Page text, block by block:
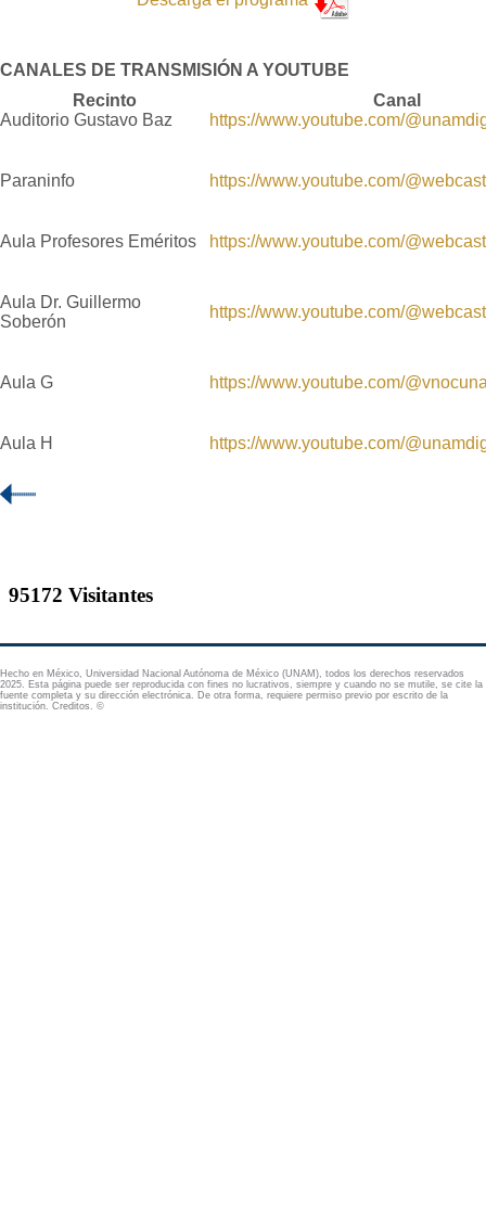
CANALES DE TRANSMISIÓN A YOUTUBE
Recinto
Canal
Auditorio Gustavo Baz
https://www.youtube.com/
Paraninfo https://www.youtube.com/
Aula Profesores Eméritos https://www.youtube.com/
Aula Dr. Guillermo
Soberón
https://www.youtube.com/
Aula G https://www.youtube.com/
Aula H https://www.youtube.com/
Hecho en México, Universidad Nacional Autónoma de México (UNAM), todos los derechos reservados
2025. Esta página puede ser reproducida con fines no lucrativos, siempre y cuando no se mutile, se cite la
fuente completa y su dirección electrónica. De otra forma, requiere permiso previo por escrito de la
institución. Creditos. ©